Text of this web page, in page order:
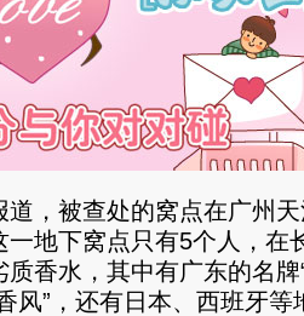
被查处的窝点在广州天
一地下窝点只有5个人，在
质香水，其中有广东的名
风”，还有日本、西班牙